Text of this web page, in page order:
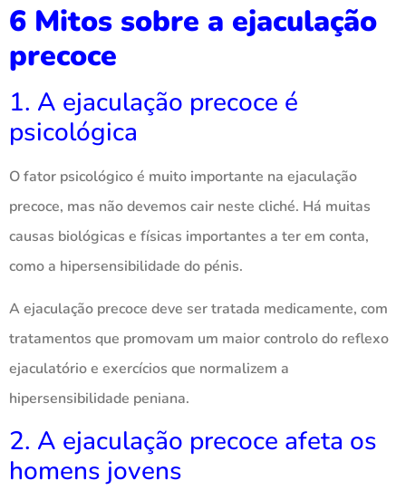
6 Mitos sobre a ejaculação
precoce
1. A ejaculação precoce é
psicológica
O fator psicológico é muito importante na ejaculação
precoce, mas não devemos cair neste cliché. Há muitas
causas biológicas e físicas importantes a ter em conta,
como a hipersensibilidade do pénis.
A ejaculação precoce deve ser tratada medicamente, com
tratamentos que promovam um maior controlo do reflexo
ejaculatório e exercícios que normalizem a
hipersensibilidade peniana.
2. A ejaculação precoce afeta os
homens jovens